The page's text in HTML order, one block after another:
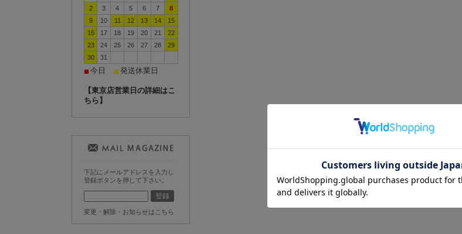
2
3 4 5 6 7
8
9
10 11 12 13 14
15
16
17 18 19 20 21
22
23
24 25 26 27 28
29
30
31
■ 今日 ■ 発送休業日
【東京店営業日の詳細はこ
ちら】
下記にメールアドレスを入力し
登録ボタンを押して下さい。
変更・解除・お知らせはこちら